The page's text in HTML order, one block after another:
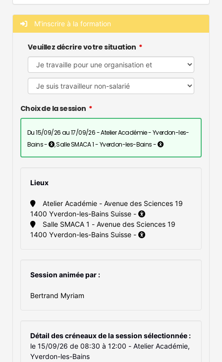
M'inscrire à la formation
Veuillez décrire votre situation
Choix de la session
du 15/09/26 au 17/09/26 - Atelier Académie - Yverdon-les-
Bains -
, Salle SMACA 1 - Yverdon-les-Bains -
Lieux
1400 Yverdon-les-Bains Suisse -
1400 Yverdon-les-Bains Suisse -
Session animée par :
Bertrand Myriam
Détail des créneaux de la session sélectionnée :
le 15/09/26 de 08:30 à 12:00 - Atelier Académie,
Yverdon-les-Bains